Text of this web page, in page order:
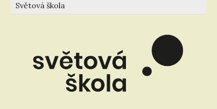
Světová škola